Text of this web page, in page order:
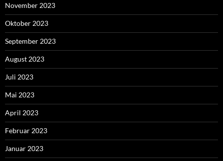
November 2023
Oktober 2023
September 2023
August 2023
Juli 2023
Mai 2023
April 2023
Februar 2023
Januar 2023